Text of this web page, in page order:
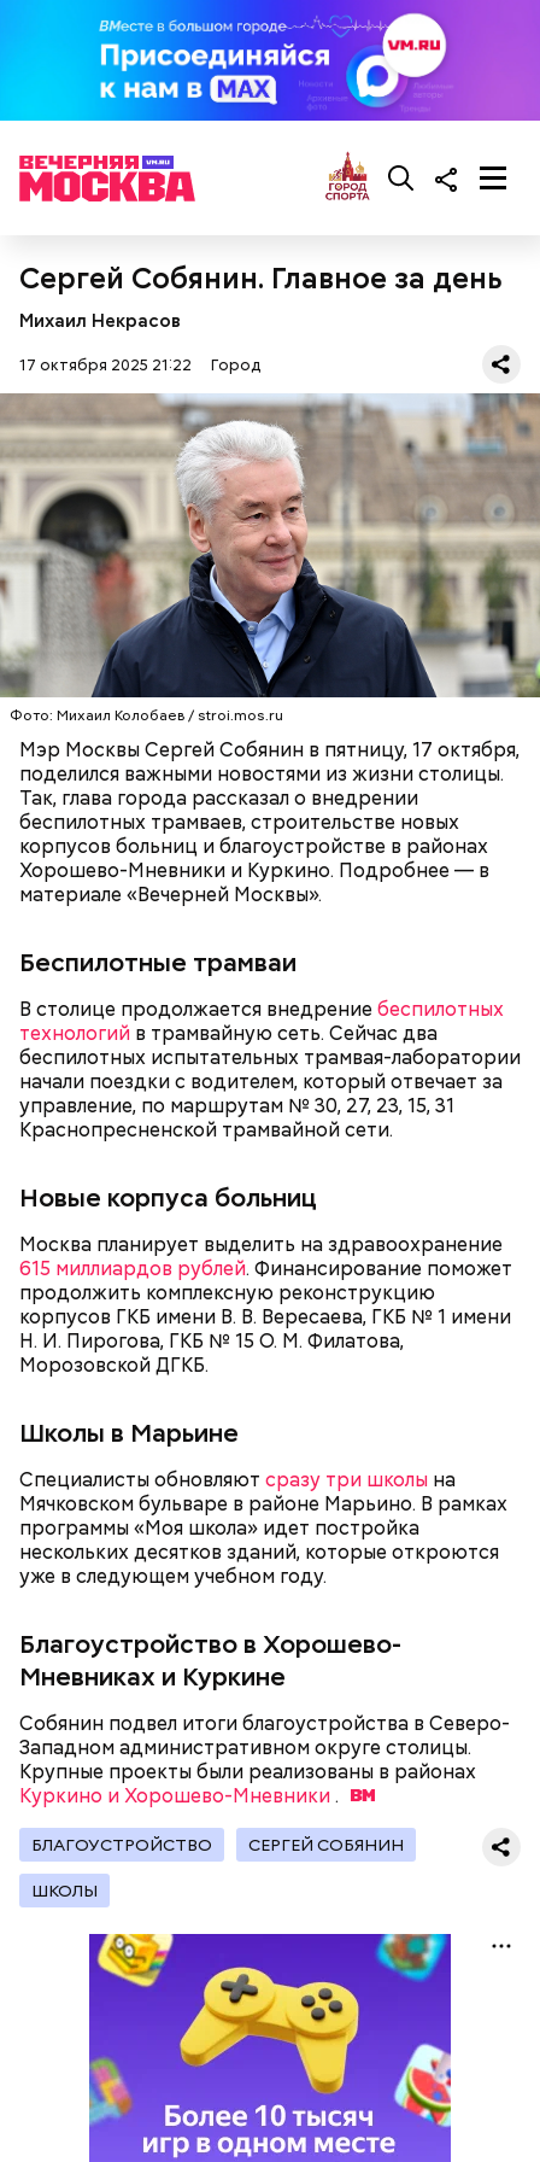
Сергей Собянин. Главное за день
Михаил Некрасов
17 октября 2025 21:22 Город
Фото: Михаил Колобаев / stroi.mos.ru
Мэр Москвы Сергей Собянин в пятницу, 17 октября,
поделился важными новостями из жизни столицы.
Так, глава города рассказал о внедрении
беспилотных трамваев, строительстве новых
корпусов больниц и благоустройстве в районах
Хорошево-Мневники и Куркино. Подробнее — в
материале «Вечерней Москвы».
Беспилотные трамваи
В столице продолжается внедрение беспилотных
технологий в трамвайную сеть. Сейчас два
беспилотных испытательных трамвая-лаборатории
начали поездки с водителем, который отвечает за
управление, по маршрутам № 30, 27, 23, 15, 31
Краснопресненской трамвайной сети.
Новые корпуса больниц
Москва планирует выделить на здравоохранение
615 миллиардов рублей. Финансирование поможет
продолжить комплексную реконструкцию
корпусов ГКБ имени В. В. Вересаева, ГКБ № 1 имени
Н. И. Пирогова, ГКБ № 15 О. М. Филатова,
Морозовской ДГКБ.
Школы в Марьине
Специалисты обновляют сразу три школы на
Мячковском бульваре в районе Марьино. В рамках
программы «Моя школа» идет постройка
нескольких десятков зданий, которые откроются
уже в следующем учебном году.
Благоустройство в Хорошево-
Мневниках и Куркине
Собянин подвел итоги благоустройства в Северо-
Западном административном округе столицы.
Крупные проекты были реализованы в районах
Куркино и Хорошево-Мневники.
БЛАГОУСТРОЙСТВО СЕРГЕЙ СОБЯНИН
ШКОЛЫ
Ранее заместитель мэра Москвы по вопросам
транспорта и промышленности Максим Ликсутов
рассказал, что
более 60 проектовЦентра
организации дорожного движения будут
реализованы в Москве в 2026 году на вылетных
магистралях — это крупные трассы и проспекты,
которые соединяют центр города с его окраинами
Московский школьник
завоевал золото
международной олимпиады по искусственному
интеллекту в Казахстане. В соревнованиях
участвовали 465 участников из более чем 100 стран.
Строительство дорожных объектов
Около 100 километров дорог , 18 искусственных
сооружений и 16 пешеходных переходов
планируется построить в столице в 2026 году.
Большую работу по улично-дорожной сети ведут с
2011 года. За это время в Москве построили свыше
1,6 тысячи километров новых дорог, возвели и
реконструировали 75 процентов магистралей. В
— количество искусственных транспортных
Также построили 374 внеуличных пешеходных
перехода.